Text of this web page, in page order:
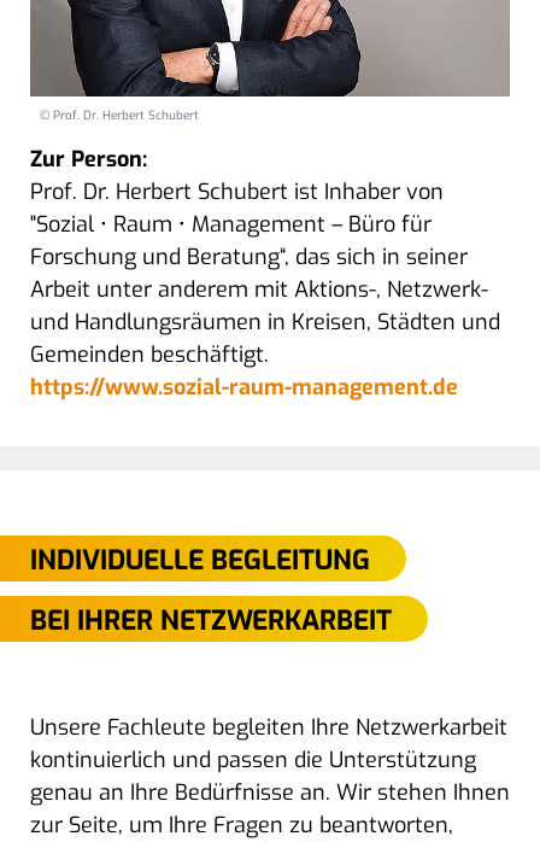
© Prof. Dr. Herbert Schubert
Zur Person:
Prof. Dr. Herbert Schubert ist Inhaber von
"Sozial • Raum • Management – Büro für
Forschung und Beratung“, das sich in seiner
Arbeit unter anderem mit Aktions-, Netzwerk-
und Handlungsräumen in Kreisen, Städten und
Gemeinden beschäftigt.
https://www.sozial-raum-management.de
INDIVIDUELLE BEGLEITUNG
BEI IHRER NETZWERKARBEIT
Unsere Fachleute begleiten Ihre Netzwerkarbeit
kontinuierlich und passen die Unterstützung
genau an Ihre Bedürfnisse an. Wir stehen Ihnen
zur Seite, um Ihre Fragen zu beantworten,